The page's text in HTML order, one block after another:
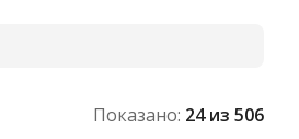
Показано: 24из 506